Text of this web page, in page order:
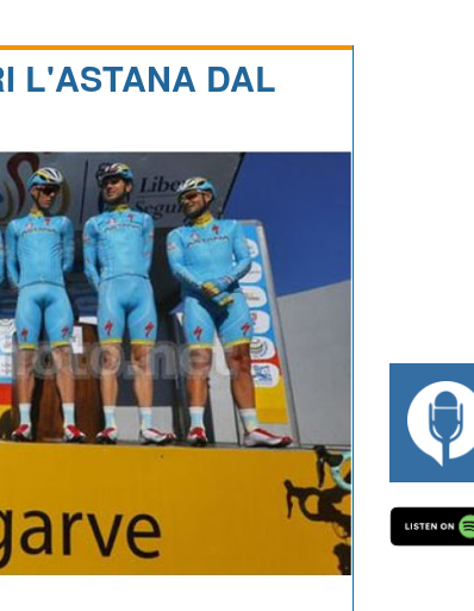
L'ASTANA DAL
#334 CHARLY WEGELIUS, MAURO